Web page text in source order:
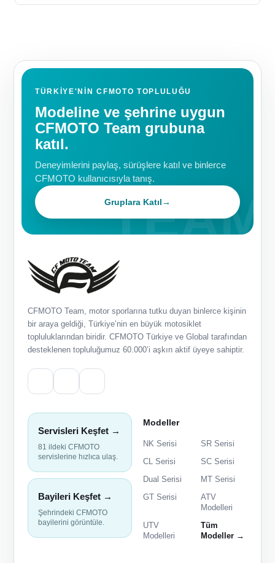
TÜRKIYE'NIN CFMOTO TOPLULUĞU
Modeline ve şehrine uygun
CFMOTO Team grubuna
katıl.
Deneyimlerini paylaş, sürüşlere katıl ve binlerce
CFMOTO kullanıcısıyla tanış.
Gruplara Katıl→
CFMOTO Team, motor sporlarına tutku duyan binlerce kişinin
bir araya geldiği, Türkiye’nin en büyük motosiklet
topluluklarından biridir. CFMOTO Türkiye ve Global tarafından
desteklenen topluluğumuz 60.000’i aşkın aktif üyeye sahiptir.
Servisleri Keşfet →
81 ildeki CFMOTO
servislerine hızlıca ulaş.
Bayileri Keşfet →
Şehrindeki CFMOTO
bayilerini görüntüle.
Modeller
NK Serisi
SR Serisi
CL Serisi
SC Serisi
Dual Serisi
MT Serisi
GT Serisi
ATV
Modelleri
UTV
Modelleri
Tüm
Modeller →